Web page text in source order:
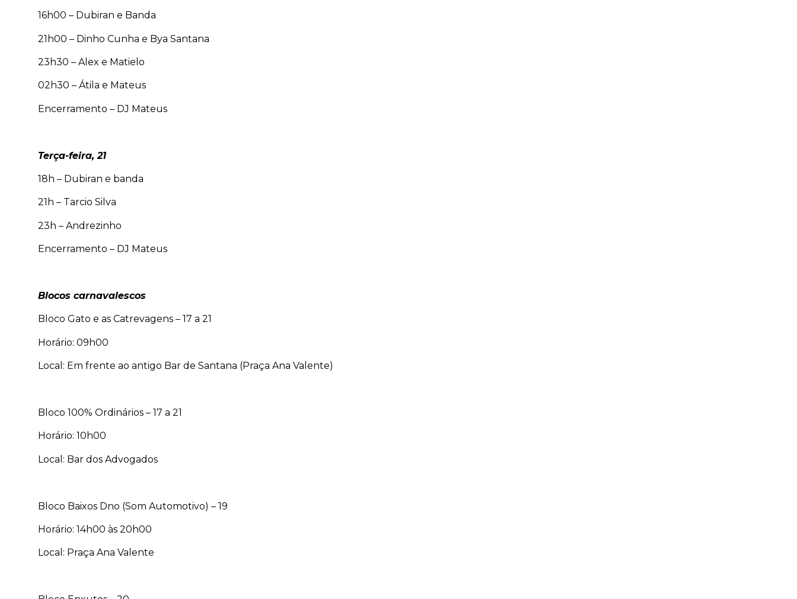
16h00 – Dubiran e Banda
21h00 – Dinho Cunha e Bya Santana
23h30 – Alex e Matielo
02h30 – Átila e Mateus
Encerramento – DJ Mateus
Terça-feira, 21
18h – Dubiran e banda
21h – Tarcio Silva
23h – Andrezinho
Encerramento – DJ Mateus
Blocos carnavalescos
Bloco Gato e as Catrevagens – 17 a 21
Horário: 09h00
Local: Em frente ao antigo Bar de Santana (Praça Ana Valente)
Bloco 100% Ordinários – 17 a 21
Horário: 10h00
Local: Bar dos Advogados
Bloco Baixos Dno (Som Automotivo) – 19
Horário: 14h00 às 20h00
Local: Praça Ana Valente